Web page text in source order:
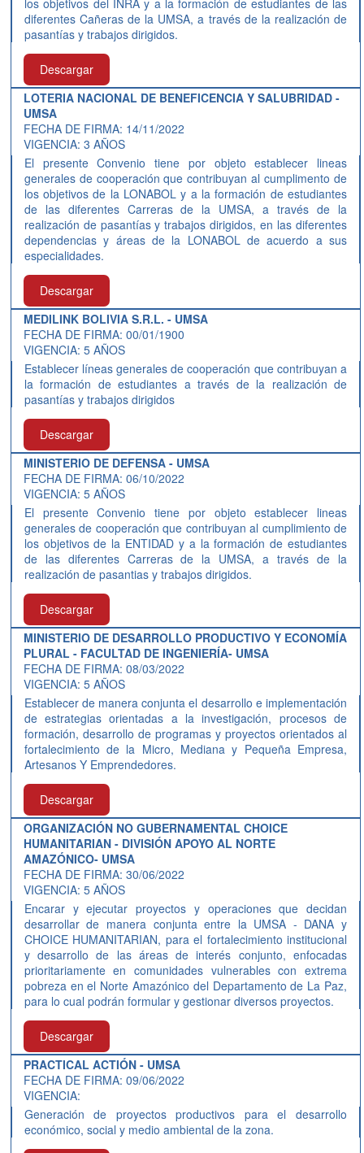
los objetivos del INRA y a la formación de estudiantes de las
diferentes Cañeras de la UMSA, a través de la realización de
pasantías y trabajos dirigidos.
Descargar
LOTERIA NACIONAL DE BENEFICENCIA Y SALUBRIDAD -
UMSA
FECHA DE FIRMA: 14/11/2022
VIGENCIA: 3 AÑOS
El presente Convenio tiene por objeto establecer lineas
generales de cooperación que contribuyan al cumplimento de
los objetivos de la LONABOL y a la formación de estudiantes
de las diferentes Carreras de la UMSA, a través de la
realización de pasantías y trabajos dirigidos, en las diferentes
dependencias y áreas de la LONABOL de acuerdo a sus
especialidades.
Descargar
MEDILINK BOLIVIA S.R.L. - UMSA
FECHA DE FIRMA: 00/01/1900
VIGENCIA: 5 AÑOS
Establecer líneas generales de cooperación que contribuyan a
la formación de estudiantes a través de la realización de
pasantías y trabajos dirigidos
Descargar
MINISTERIO DE DEFENSA - UMSA
FECHA DE FIRMA: 06/10/2022
VIGENCIA: 5 AÑOS
El presente Convenio tiene por objeto establecer lineas
generales de cooperación que contribuyan al cumplimiento de
los objetivos de la ENTIDAD y a la formación de estudiantes
de las diferentes Carreras de la UMSA, a través de la
realización de pasantias y trabajos dirigidos.
Descargar
MINISTERIO DE DESARROLLO PRODUCTIVO Y ECONOMÍA
PLURAL - FACULTAD DE INGENIERÍA- UMSA
FECHA DE FIRMA: 08/03/2022
VIGENCIA: 5 AÑOS
Establecer de manera conjunta el desarrollo e implementación
de estrategias orientadas a la investigación, procesos de
formación, desarrollo de programas y proyectos orientados al
fortalecimiento de la Micro, Mediana y Pequeña Empresa,
Artesanos Y Emprendedores.
Descargar
ORGANIZACIÓN NO GUBERNAMENTAL CHOICE
HUMANITARIAN - DIVISIÓN APOYO AL NORTE
AMAZÓNICO- UMSA
FECHA DE FIRMA: 30/06/2022
VIGENCIA: 5 AÑOS
Encarar y ejecutar proyectos y operaciones que decidan
desarrollar de manera conjunta entre la UMSA - DANA y
CHOICE HUMANITARIAN, para el fortalecimiento institucional
y desarrollo de las áreas de interés conjunto, enfocadas
prioritariamente en comunidades vulnerables con extrema
pobreza en el Norte Amazónico del Departamento de La Paz,
para lo cual podrán formular y gestionar diversos proyectos.
Descargar
PRACTICAL ACTIÓN - UMSA
FECHA DE FIRMA: 09/06/2022
VIGENCIA:
Generación de proyectos productivos para el desarrollo
económico, social y medio ambiental de la zona.